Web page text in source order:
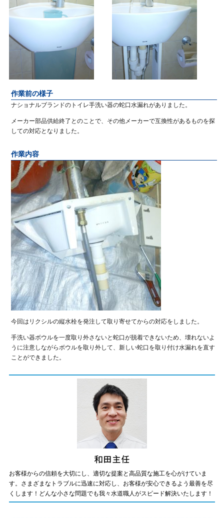
作業前の様子
ナショナルブランドのトイレ手洗い器の蛇口水漏れがありました。
メーカー部品供給終了とのことで、その他メーカーで互換性があるものを探
しての対応となりました。
作業内容
今回はリクシルの縦水栓を発注して取り寄せてからの対応をしました。
手洗い器ボウルを一度取り外さないと蛇口が脱着できないため、壊れないよ
うに注意しながらボウルを取り外して、新しい蛇口を取り付け水漏れを直す
ことができました。
お客様からの信頼を大切にし、適切な提案と高品質な施工を心がけていま
す。さまざまなトラブルに迅速に対応し、お客様が安心できるよう最善を尽
くします！どんな小さな問題でも我々水道職人がスピード解決いたします！